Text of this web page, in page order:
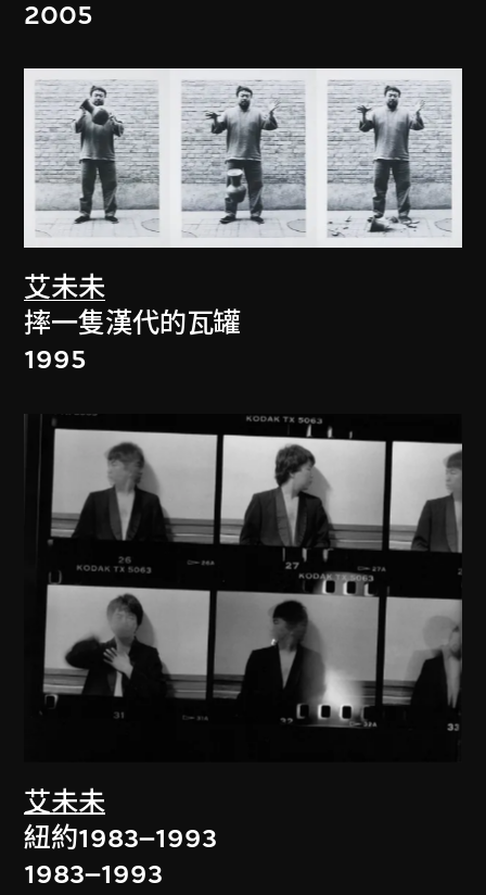
2005
艾未未
摔一隻漢代的瓦罐
1995
艾未未
紐約1983–1993
1983–1993